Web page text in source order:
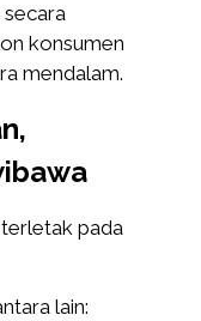
secara
konsumen
mendalam.
pada
lain: